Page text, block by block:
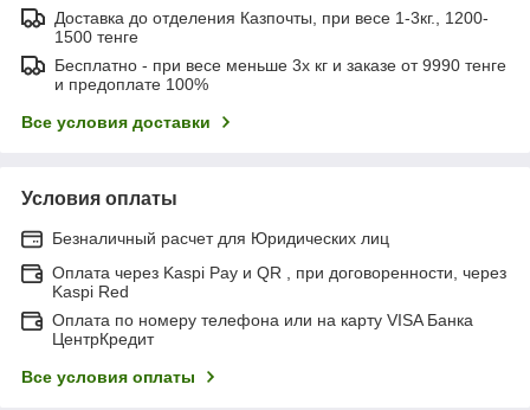
Доставка до отделения Казпочты, при весе 1-3кг., 1200-
1500 тенге
Бесплатно - при весе меньше 3х кг и заказе от 9990 тенге
и предоплате 100%
Все условия доставки
Условия оплаты
Безналичный расчет для Юридических лиц
Оплата через Kaspi Pay и QR , при договоренности, через
Kaspi Red
Оплата по номеру телефона или на карту VISA Банка
ЦентрКредит
Все условия оплаты